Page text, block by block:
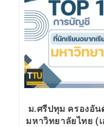
ม.ศรีปทุม ครองอั
มหาวิทยาลัยไทย (